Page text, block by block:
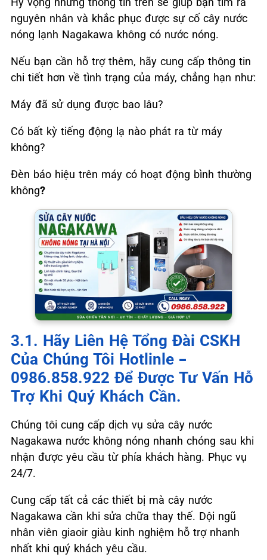
nguyên nhân và khắc phục được sự cố cây nước
nóng lạnh Nagakawa không có nước nóng.
Nếu bạn cần hỗ trợ thêm, hãy cung cấp thông tin
chi tiết hơn về tình trạng của máy, chẳng hạn như:
Máy đã sử dụng được bao lâu?
Có bất kỳ tiếng động lạ nào phát ra từ máy
không?
Đèn báo hiệu trên máy có hoạt động bình thường
không?
3.1. Hãy Liên Hệ Tổng Đài CSKH
Của Chúng Tôi Hotlinle –
0986.858.922 Để Được Tư Vấn Hỗ
Trợ Khi Quý Khách Cần.
Chúng tôi cung cấp dịch vụ sửa cây nước
Nagakawa nước không nóng nhanh chóng sau khi
nhận được yêu cầu từ phía khách hàng. Phục vụ
24/7.
Cung cấp tất cả các thiết bị mà cây nước
Nagakawa cần khi sửa chữa thay thế. Dội ngũ
nhân viên giaoir giàu kinh nghiệm hỗ trợ nhanh
nhất khi quý khách yêu cầu.